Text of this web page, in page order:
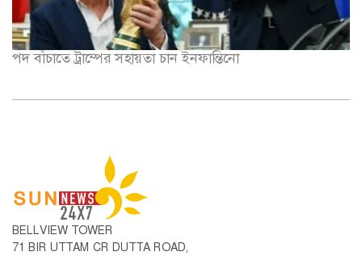
পদ বাঁচাতে ট্রাম্পের সহায়তা চান ইনফান্তিনো
BELLVIEW TOWER
71 BIR UTTAM CR DUTTA ROAD,